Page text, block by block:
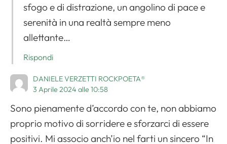
sfogo e di distrazione, un angolino di pace e
serenità in una realtà sempre meno
allettante…
Rispondi
DANIELE VERZETTI ROCKPOETA®
3 Aprile 2024 alle 10:58
Sono pienamente d’accordo con te, non abbiamo
proprio motivo di sorridere e sforzarci di essere
positivi. Mi associo anch’io nel farti un sincero “In